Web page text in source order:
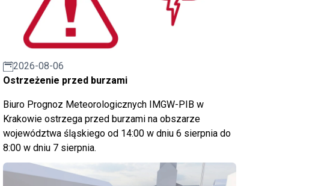
2026-08-06
Ostrzeżenie przed burzami
Biuro Prognoz Meteorologicznych IMGW-PIB w
Krakowie ostrzega przed burzami na obszarze
województwa śląskiego od 14:00 w dniu 6 sierpnia do
8:00 w dniu 7 sierpnia.